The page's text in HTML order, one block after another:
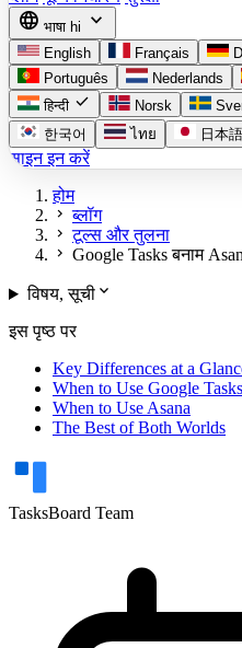
language भाषा hi expand_more
English Français
Português
Nederlands
हिन्दी check Norsk
한국어
ไทย 日本語
साइन इन करें
होम
chevron_right ब्लॉग
chevron_right टूल्स और तुलना
chevron_right Google Tasks बनाम
विषय, सूचीexpand_more
इस पृष्ठ पर
Key Differences at a
When to Use Google Tasks
When to Use Asana
The Best of Both Worlds
TasksBoard Team